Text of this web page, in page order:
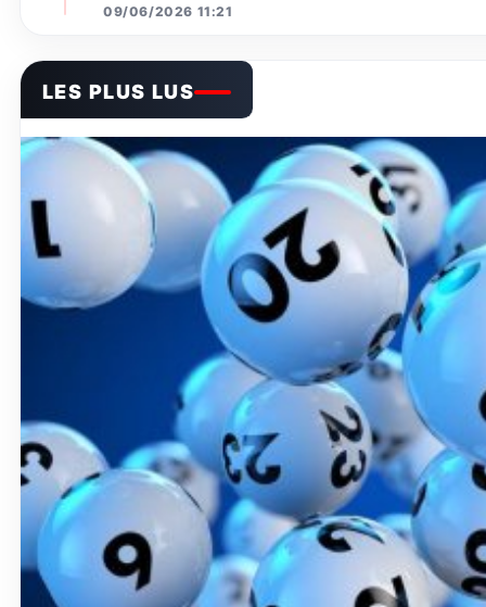
09/06/2026 11:21
LES PLUS LUS